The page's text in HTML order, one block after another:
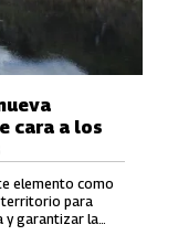
cara a los
elemento como
territorio para
y garantizar la